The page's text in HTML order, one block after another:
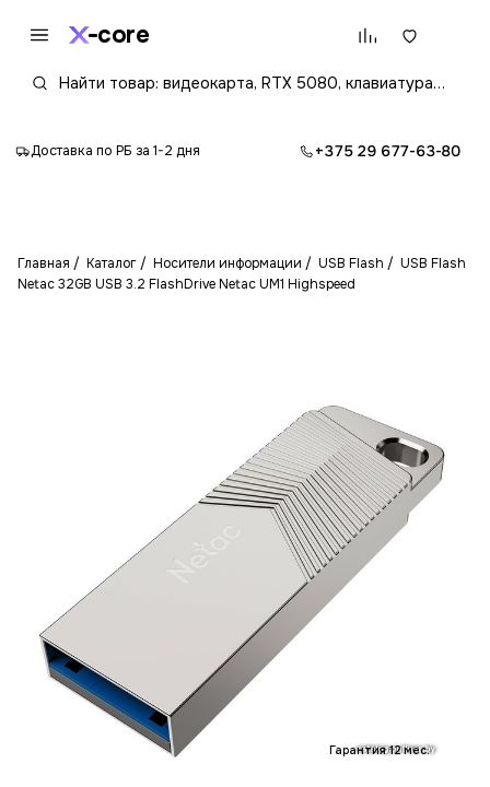
core
Доставка по РБ за 1-2 дня +375 29 677-63-80
Главная Каталог Носители информации USB Flash
USB Flash
Netac 32GB USB 3.2 FlashDrive Netac UM1 Highspeed
Гарантия 12 мес.